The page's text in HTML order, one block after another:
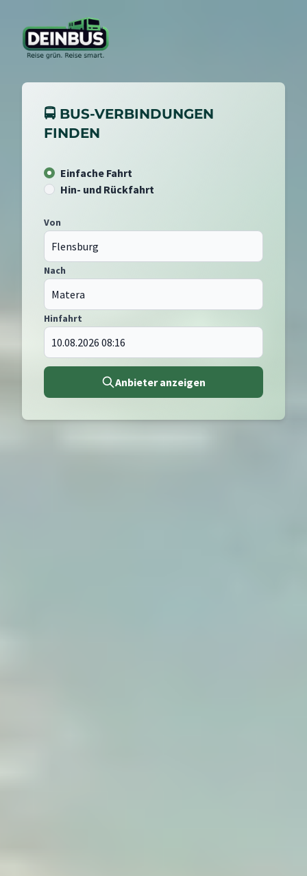
🚍 BUS-VERBINDUNGEN
FINDEN
Einfache Fahrt
Hin- und Rückfahrt
Von
Nach
Hinfahrt
Anbieter anzeigen